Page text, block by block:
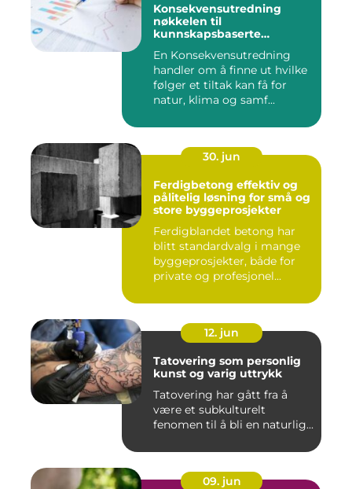
Konsekvensutredning
nøkkelen til
kunnskapsbaserte
En Konsekvensutredning
handler om å finne ut hvilke
følger et tiltak kan få for
natur, klima og samf...
30. jun
Ferdigbetong effektiv og
pålitelig løsning for små og
store byggeprosjekter
Ferdigblandet betong har
blitt standardvalg i mange
byggeprosjekter, både for
private og profesjonel...
12. jun
Tatovering som personlig
kunst og varig uttrykk
Tatovering har gått fra å
være et subkulturelt
fenomen til å bli en naturlig...
09. jun